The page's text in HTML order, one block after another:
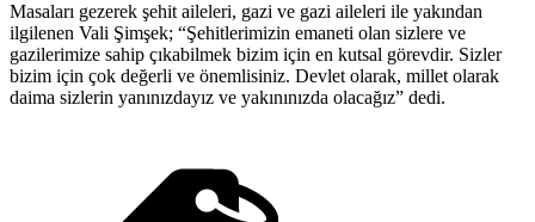
Masaları gezerek şehit aileleri, gazi ve gazi aileleri ile yakından
ilgilenen Vali Şimşek; “Şehitlerimizin emaneti olan sizlere ve
gazilerimize sahip çıkabilmek bizim için en kutsal görevdir. Sizler
bizim için çok değerli ve önemlisiniz. Devlet olarak, millet olarak
daima sizlerin yanınızdayız ve yakınınızda olacağız” dedi.